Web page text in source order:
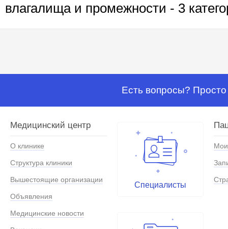
влагалища и промежности - 3
Есть вопросы?
Медицинский центр
О клинике
Структура клиники
Вышестоящие организации
Объявления
Медицинские новости
Специалисты